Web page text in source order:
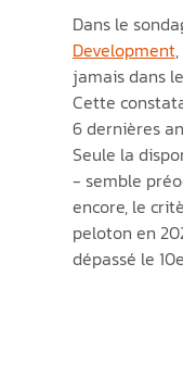
Dans le
Development
jamais dans
Cette
6 dernières
Seule la
- semble
encore, le
peloton en
dépassé le